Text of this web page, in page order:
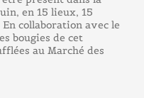
en 15 lieux, 15
collaboration avec le
bougies de cet
au Marché des